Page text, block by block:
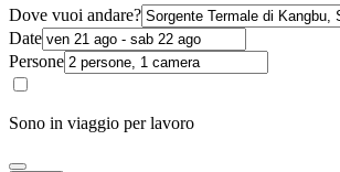
Dove vuoi andare?
Date
Persone
Sono in viaggio per lavoro